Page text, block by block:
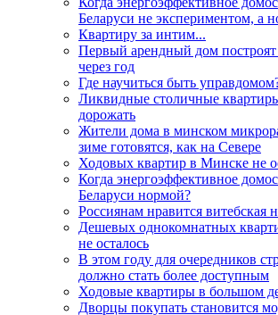
Беларуси не экспериментом, а
Квартиру за интим...
Первый арендный дом
через год
Где научиться быть
Ликвидные столичные
дорожать
Жители дома в минском
зиме готовятся, как на Севере
Ходовых квартир в Минске не
Когда энергоэффективное
Беларуси нормой?
Россиянам нравится витебская
Дешевых однокомнатных
не осталось
В этом году для очередников
должно стать более доступным
Ходовые квартиры в большом
Дворцы покупать становится